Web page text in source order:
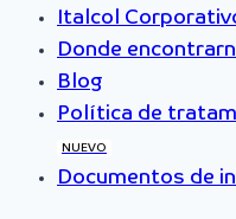
Italcol
Donde
Blog
Política de
NUEVO
Documentos de